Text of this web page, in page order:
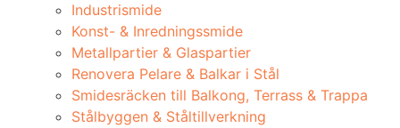
Industrismide
Konst- & Inredningssmide
Metallpartier & Glaspartier
Renovera Pelare & Balkar i Stål
Smidesräcken till Balkong, Terrass & Trappa
Stålbyggen & Ståltillverkning